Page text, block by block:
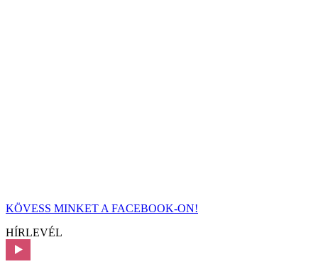
KÖVESS MINKET A FACEBOOK-ON!
HÍRLEVÉL